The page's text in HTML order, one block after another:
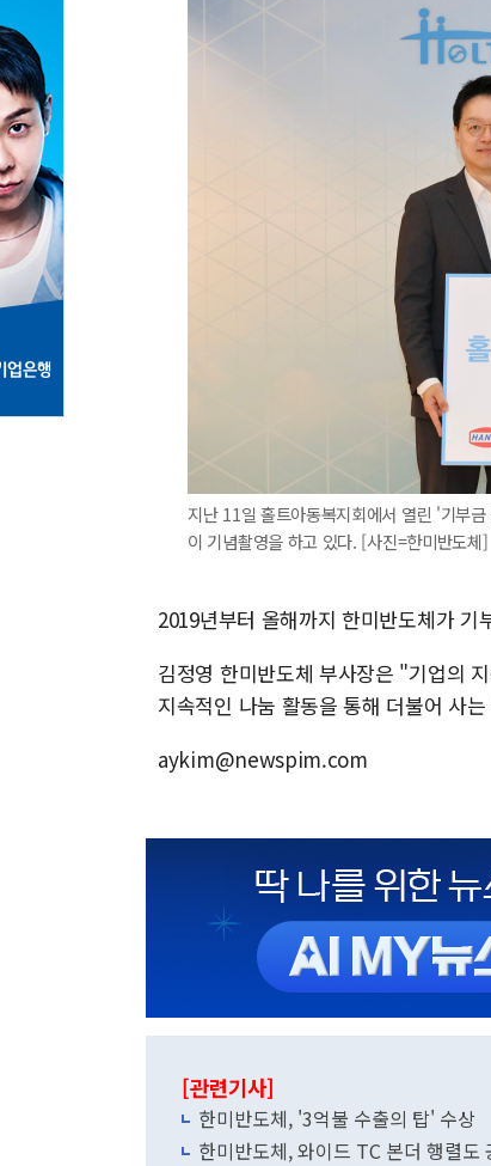
지난 11일 홀트아동복지회에서 열린 '기부
이 기념촬영을 하고 있다. [사진=한미반도체]
2019년부터 올해까지 한미반도체가
김정영 한미반도체 부사장은 "기업의
지속적인 나눔 활동을 통해 더불어 사
aykim@newspim.com
[관련기사]
한미반도체, '3억불 수출의 탑' 수상
한미반도체, 와이드 TC 본더 행렬도